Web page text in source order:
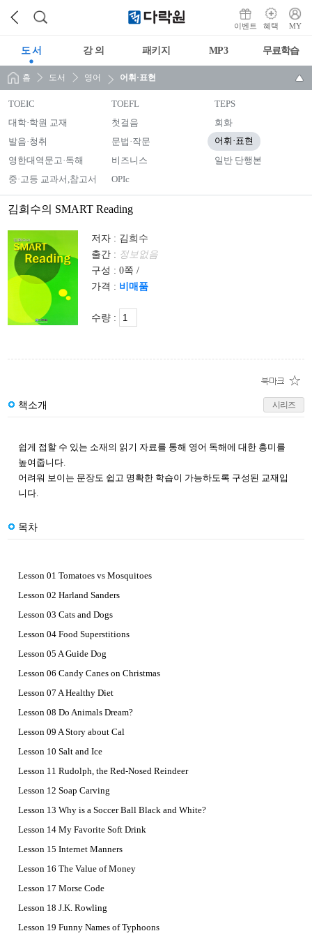
이벤트 혜택 MY
도 서 강 의 패키지 MP3 무료학습
홈 도서 영어 어휘·표현
TOEIC TOEFL
TEPS
대학·학원 교재
첫걸음
회화
발음·청취
문법·작문 어휘·표현
영한대역문고·독해 비즈니스
일반 단행본
중·고등 교과서,참고서
OPIc
김희수의 SMART Reading
저자 : 김희수
출간 : 정보없음
구성 : 0쪽 /
가격 : 비매품
수량 :
책소개 시리즈
쉽게 접할 수 있는 소재의 읽기 자료를 통해 영어 독해에 대한 흥미를
높여줍니다.
어려워 보이는 문장도 쉽고 명확한 학습이 가능하도록 구성된 교재입
니다.
목차
Lesson 01 Tomatoes vs Mosquitoes
Lesson 02 Harland Sanders
Lesson 03 Cats and Dogs
Lesson 04 Food Superstitions
Lesson 05 A Guide Dog
Lesson 06 Candy Canes on Christmas
Lesson 07 A Healthy Diet
Lesson 08 Do Animals Dream?
Lesson 09 A Story about Cal
Lesson 10 Salt and Ice
Lesson 11 Rudolph, the Red-Nosed Reindeer
Lesson 12 Soap Carving
Lesson 13 Why is a Soccer Ball Black and White?
Lesson 14 My Favorite Soft Drink
Lesson 15 Internet Manners
Lesson 16 The Value of Money
Lesson 17 Morse Code
Lesson 18 J.K. Rowling
Lesson 19 Funny Names of Typhoons